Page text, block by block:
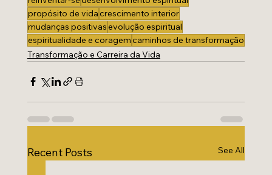
propósito de vidacrescimento interior
mudanças positivasevolução espiritual
espiritualidade e coragemcaminhos de transformação
Transformação e Carreira da Vida
Recent Posts See All